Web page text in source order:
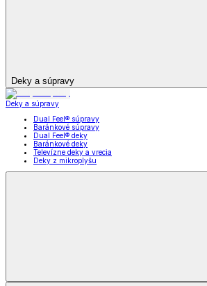
Deky a súpravy
Deky a súpravy
Dual Feel® súpravy
Baránkové súpravy
Dual Feel® deky
Baránkové deky
Televízne deky a vrecia
Deky z mikroplyšu